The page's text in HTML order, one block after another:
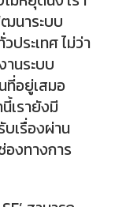
นาระบบ
ระเทศ ไม่ว่า
นระบบ
ที่อยู่เสมอ
เรายังมี
เรื่องผ่าน
งทางการ